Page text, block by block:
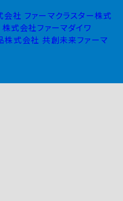
会社 ファーマクラスター株式
株式会社ファーマダイワ
株式会社 共創未来ファーマ